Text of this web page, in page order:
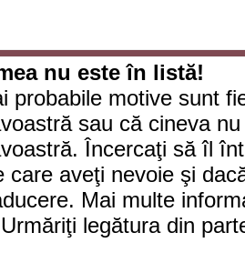
nu este în listă!
probabile motive sunt
sau că cineva
Încercaţi să îl
care aveţi nevoie şi
Mai multe
legătura din